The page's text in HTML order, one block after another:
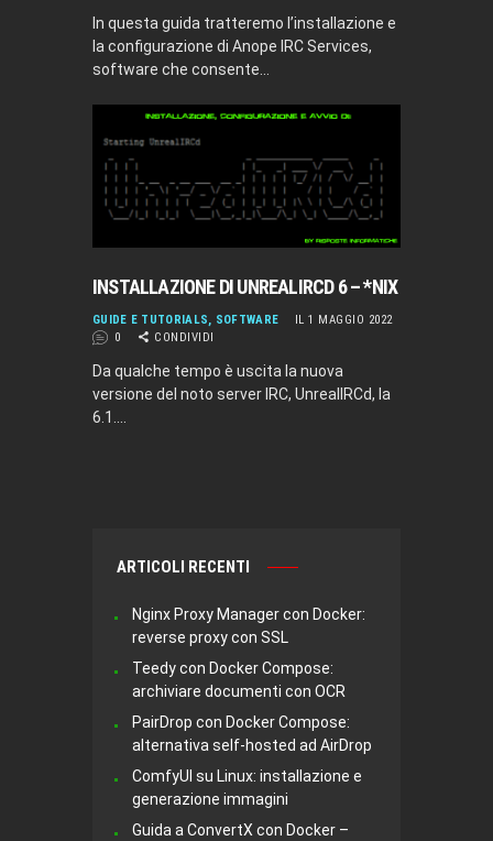
In questa guida tratteremo l’installazione e
la configurazione di Anope IRC Services,
software che consente…
INSTALLAZIONE DI UNREALIRCD 6 – *NIX
GUIDE E TUTORIALS, SOFTWARE
IL 1 MAGGIO 2022
0
CONDIVIDI
Da qualche tempo è uscita la nuova
versione del noto server IRC, UnrealIRCd, la
6.1.…
ARTICOLI RECENTI
Nginx Proxy Manager con Docker:
reverse proxy con SSL
Teedy con Docker Compose:
archiviare documenti con OCR
PairDrop con Docker Compose:
alternativa self-hosted ad AirDrop
ComfyUI su Linux: installazione e
generazione immagini
Guida a ConvertX con Docker –